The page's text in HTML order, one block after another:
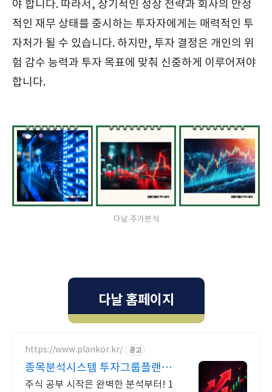
야 합니다. 따라서, 장기적인 성장 전략과 회사의 안정
적인 재무 상태를 중시하는 투자자에게는 매력적인 투
자처가 될 수 있습니다. 하지만, 투자 결정은 개인의 위
험 감수 능력과 투자 목표에 맞춰 신중하게 이루어져야
합니다.
다날 주가분석
다날 홈페이지
https://www.plankor.kr/ 광고
종목분석시스템 투자그룹플랜 가
입즉시 무료리포트 100%
주식 공부 시작은 완벽한 분석부터! 1